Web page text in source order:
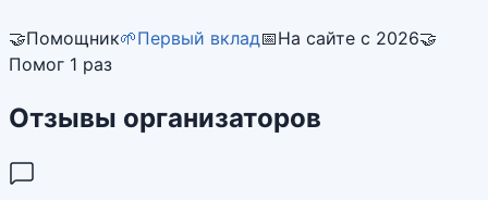
🤝Помощник🌱Первый вклад📅На сайте с 2026🤝
Помог 1 раз
Отзывы организаторов